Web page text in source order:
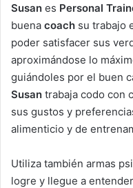
Susan es Personal
buena coach su trabajo
poder satisfacer sus
aproximándose lo
guiándoles por el buen
Susan trabaja codo con
sus gustos y
alimenticio y de
Utiliza también armas
logre y llegue a